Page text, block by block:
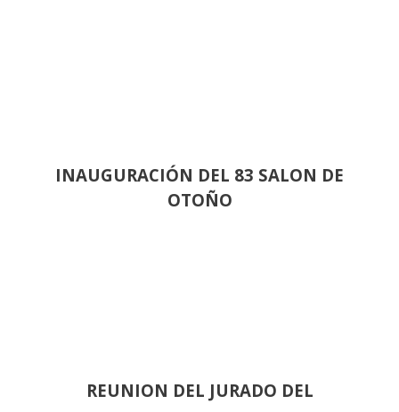
INAUGURACIÓN DEL 83 SALON DE
OTOÑO
REUNION DEL JURADO DEL